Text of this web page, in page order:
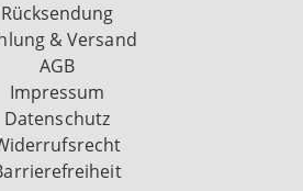
Rücksendung
& Versand
AGB
Impressum
Datenschutz